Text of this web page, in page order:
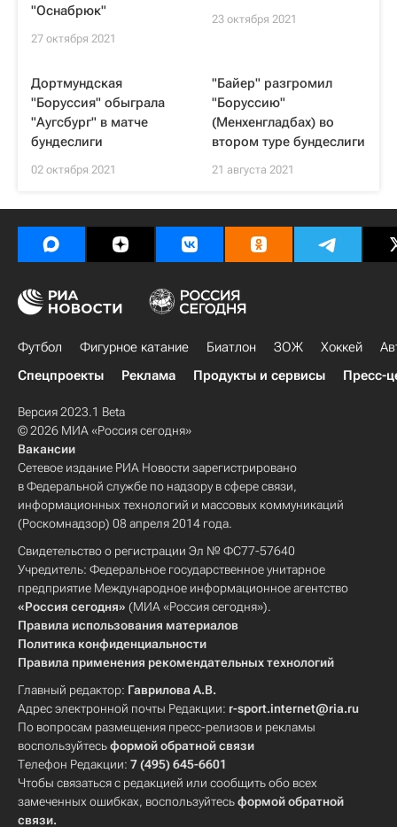
"Оснабрюк"
27 октября 2021
23 октября 2021
Дортмундская
"Боруссия" обыграла
"Аугсбург" в матче
бундеслиги
02 октября 2021
"Байер" разгромил
"Боруссию"
(Менхенгладбах) во
втором туре бундеслиги
21 августа 2021
Футбол Фигурное катание Биатлон ЗОЖ Хоккей
Спецпроекты
Реклама Продукты и сервисы Пресс-
Версия 2023.1 Beta
© 2026 МИА «Россия сегодня»
Вакансии
Сетевое издание РИА Новости зарегистрировано
в Федеральной службе по надзору в сфере связи,
информационных технологий и массовых коммуникаций
(Роскомнадзор) 08 апреля 2014 года.
Свидетельство о регистрации Эл № ФС77-57640
Учредитель: Федеральное государственное унитарное
предприятие Международное информационное агентство
«Россия сегодня» (МИА «Россия сегодня»).
Правила использования материалов
Политика конфиденциальности
Правила применения рекомендательных технологий
Главный редактор: Гаврилова А.В.
Адрес электронной почты Редакции: r-sport.internet@ria.ru
По вопросам размещения пресс-релизов и рекламы
воспользуйтесьформой обратной связи
Телефон Редакции: 7 (495) 645-6601
Чтобы связаться с редакцией или сообщить обо всех
замеченных ошибках, воспользуйтесьформой обратной
связи.